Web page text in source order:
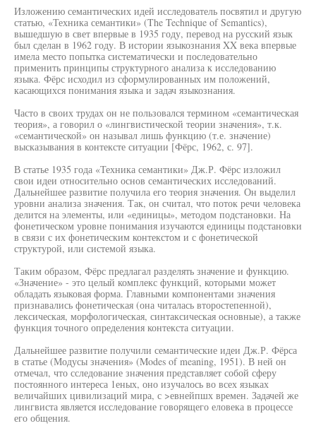
Изложению семантических идей исследователь посвятил и другую
статью, «Техника семантики» (The Technique of Semantics),
вышедшую в свет впервые в 1935 году, перевод на русский язык
был сделан в 1962 году. В истории языкознания XX века впервые
имела место попытка систематически и последовательно
применить принципы структурного анализа к исследованию
языка. Фёрс исходил из сформулированных им положений,
касающихся понимания языка и задач языкознания.
Часто в своих трудах он не пользовался термином «семантическая
теория», а говорил о «лингвистической теории значения», т.к.
«семантической» он называл лишь функцию (т.е. значение)
высказывания в контексте ситуации [Фёрс, 1962, с. 97].
В статье 1935 года «Техника семантики» Дж.Р. Фёрс изложил
свои идеи относительно основ семантических исследований.
Дальнейшее развитие получила его теория значения. Он выделил
уровни анализа значения. Так, он считал, что поток речи человека
делится на элементы, или «единицы», методом подстановки. На
фонетическом уровне понимания изучаются единицы подстановки
в связи с их фонетическим контекстом и с фонетической
структурой, или системой языка.
Таким образом, Фёрс предлагал разделять значение и функцию.
«Значение» - это целый комплекс функций, которыми может
обладать языковая форма. Главными компонентами значения
признавались фонетическая (она читалась второстепенной),
лексическая, морфологическая, синтаксическая основные), а также
функция точного определения контекста ситуации.
Дальнейшее развитие получили семантические идеи Дж.Р. Фёрса
в статье (Модусы значения» (Modes of meaning, 1951). В ней он
отмечал, что сследование значения представляет собой сферу
постоянного интереса 1еных, оно изучалось во всех языках
величайших цивилизаций мира, с >евнейпшх времен. Задачей же
лингвиста является исследование говорящего еловека в процессе
его общения.